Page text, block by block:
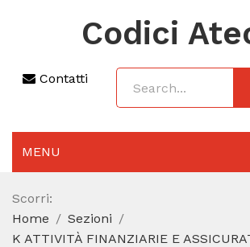
Codici
Contatti
MENU
AGGIORNAMENTO 2025
SEZIONI
Scorri:
Home
Sezioni
K ATTIVITÀ FINANZIARIE E